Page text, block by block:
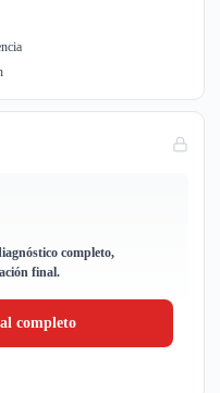
completo,
final.
completo